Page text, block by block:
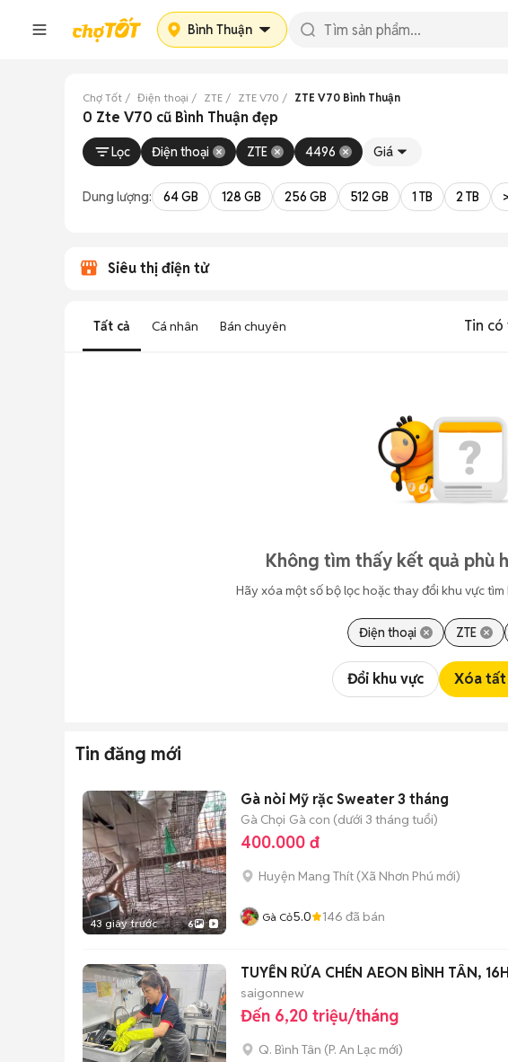
Bình Thuận
Chợ Tốt Điện thoại ZTE ZTE V70 ZTE V70 Bình Thuận
0 Zte V70 cũ Bình Thuận đẹp
Lọc Điện thoại ZTE 4496 Giá
Dung lượng: 64 GB 128 GB 256 GB 512 GB 1 TB 2 TB
Siêu thị điện tử
Tất cả Cá nhân Bán chuyên Tin
Không tìm thấy kết quả phù
Hãy xóa một số bộ lọc hoặc thay đổi khu vực
Điện thoại ZTE
Đổi khu vực Xóa tất
Tin đăng mới
43 giây trước 6
Gà nòi Mỹ rặc Sweater 3 tháng
Gà Chọi Gà con (dưới 3 tháng tuổi)
400.000 đ
Huyện Mang Thít (Xã Nhơn Phú mới)
Gà Cỏ5.0 146 đã bán
TUYỂN RỬA CHÉN AEON BÌNH TÂN,
saigonnew
Đến 6,20 triệu/tháng
Q. Bình Tân (P. An Lạc mới)